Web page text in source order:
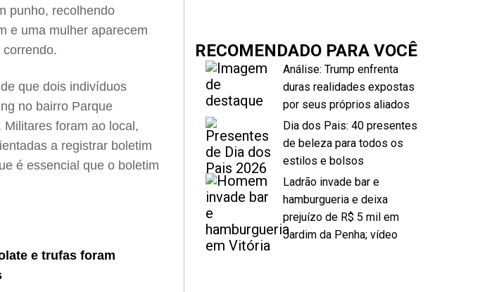
punho, recolhendo
e uma mulher aparecem
que dois indivíduos
no bairro Parque
foram ao local,
a registrar boletim
é essencial que o boletim
e trufas foram
RECOMENDADO PARA VOCÊ
Análise: Trump enfrenta
duras realidades expostas
por seus próprios aliados
Dia dos Pais: 40 presentes
de beleza para todos os
estilos e bolsos
Ladrão invade bar e
hamburgueria e deixa
prejuízo de R$ 5 mil em
Jardim da Penha; vídeo